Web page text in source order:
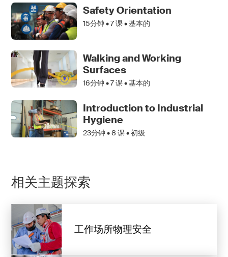
Safety Orientation
15分钟 •7课 • 基本的
Walking and Working
Surfaces
16分钟 •7课 • 基本的
Introduction to Industrial
Hygiene
23分钟 •8 课 • 初级
相关主题探索
工作场所物理安全